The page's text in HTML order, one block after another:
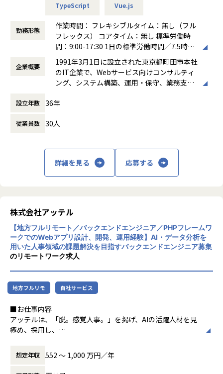
JavaからGo、PHPからフロントへの挑戦など、未経験の言
語や領域への転向を歓迎。希望の案件を自身で選べるため、
理想の将来像に合わせたスキル獲得が可能です。また、標準
労働時間7.5時間でみなし残業もありません。全額支給される
残業代など、透明性の高い環境にてスキルアップと私生活の
両立を高いレベルで叶えることができます。技術を磨き続け
たい方に最適です。
自社開発企業のプロパーのエンジニアと同じ役割を任せて頂
・弊社のエンジニアが、エンド企業の5名のエンジニアをま
とめるテックリードを参画
・プロダクトの立ち上げフェーズ（0→1）にて技術選定より
担当
※これらの経験が積めるため、アスペアからの転職者は事業
会社への転職がほとんどです。
■その他 開発実績
01
こどもを見守るためのbotの開発
Go・Pythonへのリプレイス
02
ための予約システムの開発
TypeScript Vue.js
勤務形態
作業時間： フレキシブルタイム：無し（フル
フレックス） コアタイム：無し 標準労働時
間：9:00-17:30 1日の標準労働時間／7.5時間
働き方：
フルフレックス制
時間外労働の有無： 有（月平均0時間～20時
間）
休憩時間： 60分
企業概要
1991年3月1日に設立された東京都町田市本社
のIT企業で、Webサービス向けコンサルティ
ング、システム構築、運用・保守、業務支援
発、試験、システム移行、AWS を中心とした
く対応し、auコマース＆ライフ、KDDI、楽
き方を重視し、リモートワークやフレックス
制度など健康経営への積極的な取り組みも特
徴です。
設立年数 36年
従業員数 30人
詳細を見る 応募する
株式会社アッテル
【地方フルリモート／バックエンドエンジニア／PHPフレームワ
ークでのWebアプリ設計、開発、運用経験】AI・データ分析を
用いた人事領域の課題解決を目指すバックエンドエンジニア募集
のリモートワーク求人
地方フルリモ 自社サービス
■お仕事内容
アッテルは、「脱。感覚人事。」を掲げ、AIの活躍人材を見
極め、採用し、
スを提供しています。
採用から退職までの HRデータを一元管理・分析できる基盤
と、HR に特化した機械学習の
想定年収 552 〜 1,000 万円／年